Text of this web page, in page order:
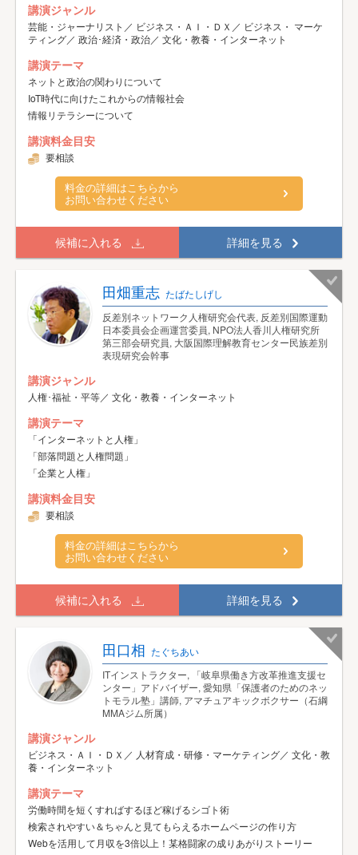
講演ジャンル
芸能・ジャーナリスト／ ビジネス・ＡＩ・ＤＸ／ ビジネス・ マーケ
ティング／ 政治･経済・政治／ 文化・教養・インターネット
講演テーマ
ネットと政治の関わりについて
IoT時代に向けたこれからの情報社会
情報リテラシーについて
講演料金目安
要相談
料金の詳細はこちらから
お問い合わせください
候補に入れる 詳細を見る
田畑重志 たばたしげし
反差別ネットワーク人権研究会代表, 反差別国際運動
日本委員会企画運営委員, NPO法人香川人権研究所
第三部会研究員, 大阪国際理解教育センター民族差別
表現研究会幹事
講演ジャンル
人権･福祉・平等／ 文化・教養・インターネット
講演テーマ
「インターネットと人権」
「部落問題と人権問題」
「企業と人権」
講演料金目安
要相談
料金の詳細はこちらから
お問い合わせください
候補に入れる 詳細を見る
田口相 たぐちあい
ITインストラクター, 「岐阜県働き方改革推進支援セ
ンター」アドバイザー, 愛知県「保護者のためのネッ
トモラル塾」講師, アマチュアキックボクサー（石綱
MMAジム所属）
講演ジャンル
ビジネス・ＡＩ・ＤＸ／ 人材育成・研修・マーケティング／ 文化・教
養・インターネット
講演テーマ
労働時間を短くすればするほど稼げるシゴト術
検索されやすい＆ちゃんと見てもらえるホームページの作り方
Webを活用して月収を3倍以上！某格闘家の成りあがりストーリー